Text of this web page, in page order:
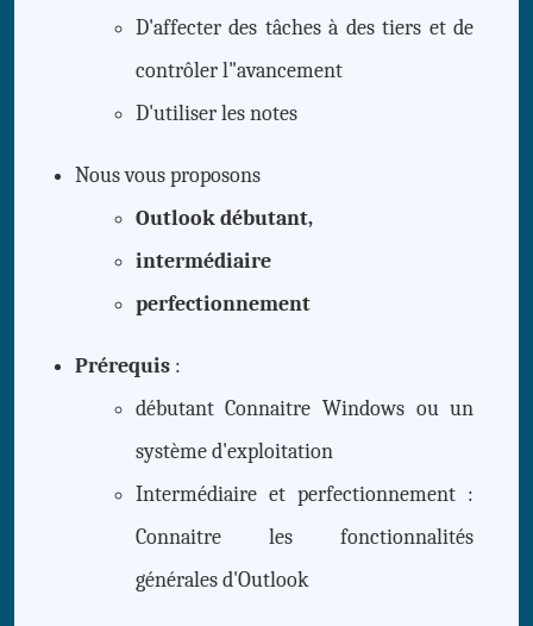
D'affecter des tâches à des tiers et de
contrôler l"avancement
D'utiliser les notes
Nous vous proposons
Outlook débutant,
intermédiaire
perfectionnement
Prérequis:
débutant Connaitre Windows ou un
système d'exploitation
Intermédiaire et perfectionnement :
Connaitre les fonctionnalités
générales d'Outlook